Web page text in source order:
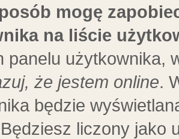
mogę
na liście
panelu użytkownika,
że jestem online.
będzie
liczony jako